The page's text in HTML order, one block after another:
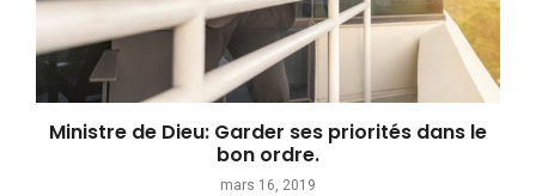
Ministre de Dieu: Garder ses priorités dans le
bon ordre.
mars 16, 2019